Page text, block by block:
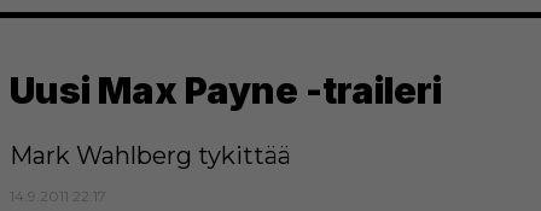
Uusi Max Payne -traileri
Mark Wahlberg tykittää
14.9.2011 22:17